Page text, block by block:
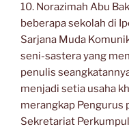
10. Norazimah Abu
beberapa sekolah di
Sarjana Muda
seni-sastera yang
penulis
menjadi setia usaha
merangkap Pengurus
Sekretariat